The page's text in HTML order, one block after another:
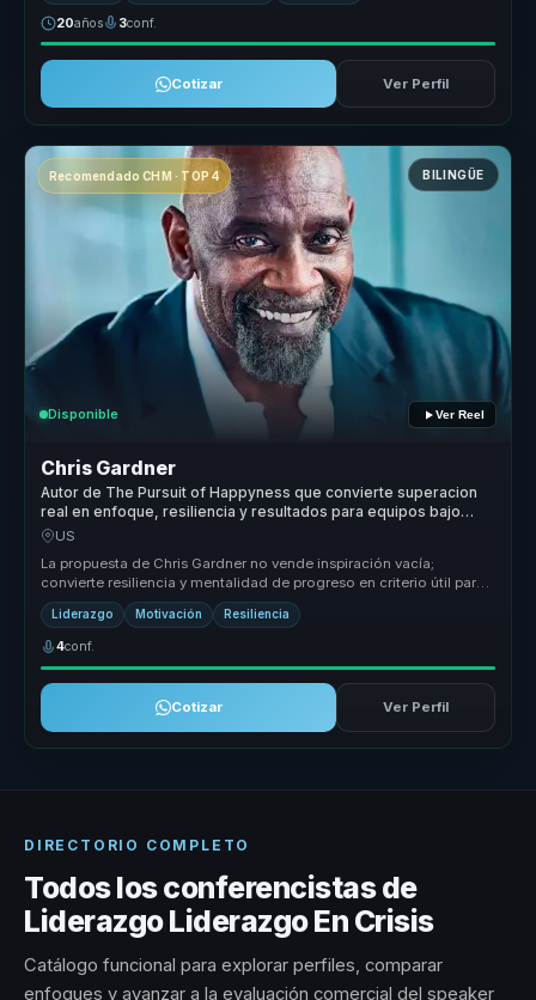
20años 3conf.
Cotizar Ver Perfil
Recomendado CHM · TOP 4 BILINGÜE
Disponible Ver Reel
Chris Gardner
Autor de The Pursuit of Happyness que convierte superacion
real en enfoque, resiliencia y resultados para equipos bajo
presion.
US
La propuesta de Chris Gardner no vende inspiración vacía;
convierte resiliencia y mentalidad de progreso en criterio útil para
momentos d...
Liderazgo Motivación Resiliencia
4conf.
Cotizar Ver Perfil
DIRECTORIO COMPLETO
Todos los conferencistas de
Liderazgo Liderazgo En Crisis
Catálogo funcional para explorar perfiles, comparar
enfoques y avanzar a la evaluación comercial del speaker